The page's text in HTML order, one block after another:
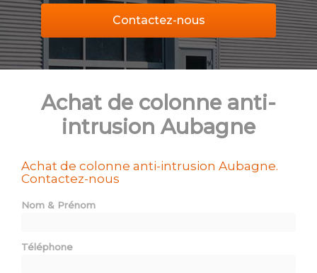
Contactez-nous
Achat de colonne anti-
intrusion Aubagne
Achat de colonne anti-intrusion Aubagne.
Contactez-nous
Nom & Prénom
Téléphone